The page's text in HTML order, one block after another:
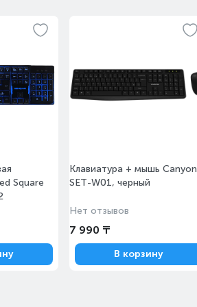
Под заказ
Под заказ
меньше 10
Square
Клавиатура + мышь Canyon
SET-W01, черный
Нет отзывов
7 990 ₸
В корзину